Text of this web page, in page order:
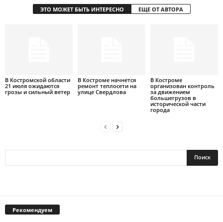
ЭТО МОЖЕТ БЫТЬ ИНТЕРЕСНО ЕЩЕ ОТ АВТОРА
В Костромской области
21 июля ожидаются
грозы и сильный ветер
В Костроме начнется
ремонт теплосети на
улице Свердлова
В Костроме
организован контроль
за движением
большегрузов в
исторической части
города
Рекомендуем